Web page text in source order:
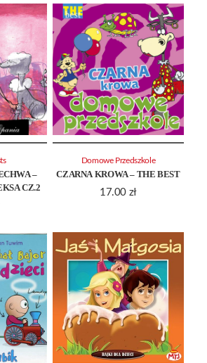
–
CZ.2
CZARNA KROWA – THE BEST
17.00 zł
Domowe Przedszkole